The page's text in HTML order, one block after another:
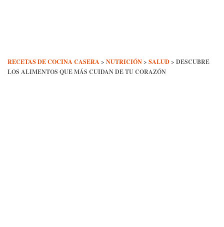
RECETAS DE COCINA CASERA > NUTRICIÓN> SALUD> DESCUBRE
LOS ALIMENTOS QUE MÁS CUIDAN DE TU CORAZÓN